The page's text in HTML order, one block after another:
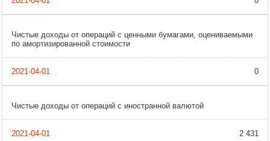
Чистые доходы от операций с ценными бумагами, оцениваемыми
по амортизированной стоимости
0
Чистые доходы от операций с иностранной валютой
2 431